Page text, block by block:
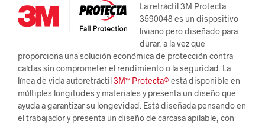
La retráctil 3M Protecta
3590048 es un dispositivo
liviano pero diseñado para
durar, a la vez que
proporciona una solución económica de protección contra
caídas sin comprometer el rendimiento o la seguridad. La
línea de vida autoretráctil3M™ Protecta® está disponible en
múltiples longitudes y materiales y presenta un diseño que
ayuda a garantizar su longevidad. Está diseñada pensando en
el trabajador y presenta un diseño de carcasa apilable, con